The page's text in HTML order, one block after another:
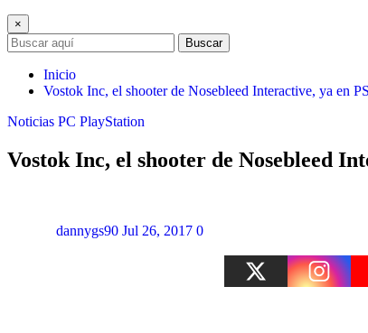
×
Buscar
Inicio
Vostok Inc, el shooter de Nosebleed Interactive, ya en
Noticias PC PlayStation
Vostok Inc, el shooter de Nosebleed
dannygs90 Jul 26, 2017 0